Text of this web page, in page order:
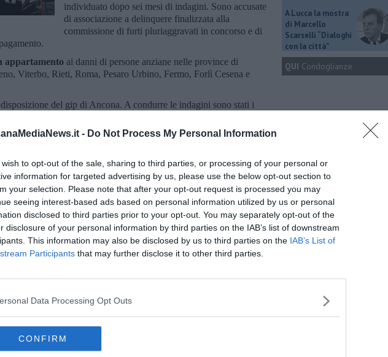
- Do Not Process My Personal Information
wish to opt-out of the sale, sharing to third parties, or processing of your personal or
information for targeted advertising by us, please use the below opt-out section to
your selection. Please note that after your opt-out request is processed you may
seeing interest-based ads based on personal information utilized by us or personal
disclosed to third parties prior to your opt-out. You may separately opt-out of the
disclosure of your personal information by third parties on the IAB’s list of downstream
This information may also be disclosed by us to third parties on the IAB’s List of
Participants that may further disclose it to other third parties.
Data Processing Opt Outs
CONFIRM
individuato dopo sei mesi di indagini. Sono accusate
di associazione a delinquere finalizzata alla
commissione di furti pluriaggravati in concorso e di
appartamento ai danni di persone anziane nelle province di
Viterbo, Rieti, Roma, Pesaro Urbino, Fermo, Forlì Cesena e
del gip di Ancona. A condurre le indagini sono stati i
di Osimo.
Toscana iscriviti alla
Newsletter QUInews - ToscanaMedia.
nella tua casella di posta.
la Mercedes
boschi
provincia di pesaro e urbino
A Lucca la mostra
di Marcello
Scarselli “Dialoghi
con la città"
QUI Condoglianze
​Il
gomma in
Ultimi articoli
Cronaca
Attualità
Il